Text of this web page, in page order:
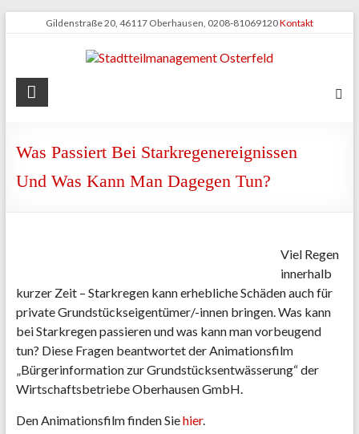
Gildenstraße 20, 46117 Oberhausen, 0208-81069120Kontakt
Stadtteilmanagement
Was Passiert Bei Starkregenereignissen
Und Was Kann Man Dagegen Tun?
Viel Regen
innerhalb
kurzer Zeit – Starkregen kann erhebliche Schäden auch für
private Grundstückseigentümer/-innen bringen.Was kann
bei Starkregen passieren und was kann man vorbeugend
tun? Diese Fragen beantwortet der Animationsfilm
„Bürgerinformation zur Grundstücksentwässerung“ der
Wirtschaftsbetriebe Oberhausen GmbH.
Den Animationsfilm finden Siehier.